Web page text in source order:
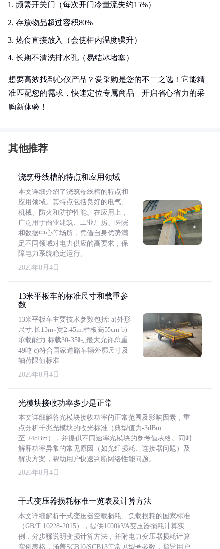
频繁开关门（每次开门冷量流失约15%）
存放物品超过容积80%
热食直接放入（会使柜内温度骤升）
长期不清洗排水孔（易结冰堵塞）
想要高效找到心仪产品？爱采购是您的不二之选！它能精
准匹配您的需求，快速定位专属商品，开启省心省力的采
购新体验！
其他推荐
浇筑母线槽的特点和应用领域
本文详细介绍了浇筑母线槽的特点和
应用领域。其特点包括良好的电气、
机械、防火和防护性能。在应用上，
广泛用于商业建筑、工业厂房、医院
和数据中心等场所，凭借自身优势满
足不同领域对电力供应的高要求，保
障电力系统稳定运行。
2026年8月4日
13米平板车的标准尺寸和载重参
数
13米平板车主要技术参数包括: a)外形
尺寸:长13m×宽2.45m,栏板高55cm b)
承载能力:标载30-35吨,最大允许总重
49吨 c)符合国家道路车辆外廓尺寸及
轴荷限值标准
2026年8月4日
光模块接收功率多少是正常
本文详细解答光模块接收功率的正常范围及影响因素，重
点分析千兆光模块的收光标准（典型值为-3dBm
至-24dBm），并提供不同速率光模块的参考值表格。同时
解释功率异常的常见原因（如光纤损耗、连接器问题）及
解决方案，帮助用户快速判断网络性能问题。
2026年8月4日
干式变压器损耗标准一览表及计算方法
本文详细解析干式变压器空载损耗、负载损耗的国家标准
（GB/T 10228-2015），提供1000kVA变压器损耗计算实
例，分步骤说明变损计算方法，并附电力变压器损耗计算
实例表格，涵盖SCB10/SCB13等常见型号参数，指导用户